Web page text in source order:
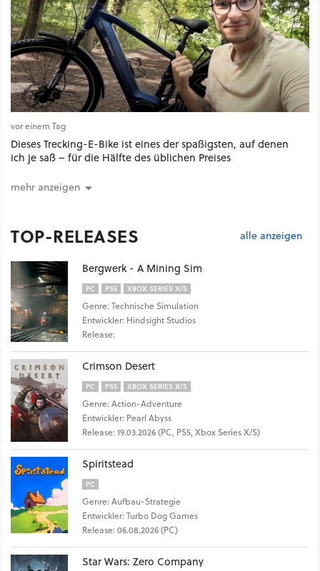
vor einem Tag
Dieses Trecking-E-Bike ist eines der spaßigsten, auf denen
ich je saß – für die Hälfte des üblichen Preises
mehr anzeigen
TOP-RELEASES alle anzeigen
Bergwerk - A Mining Sim
PC PS5 XBOX SERIES X/S
Genre: Technische Simulation
Entwickler: Hindsight Studios
Release:
Crimson Desert
PC PS5 XBOX SERIES X/S
Genre: Action-Adventure
Entwickler: Pearl Abyss
Release: 19.03.2026 (PC, PS5, Xbox Series X/S)
Spiritstead
PC
Genre: Aufbau-Strategie
Entwickler: Turbo Dog Games
Release: 06.08.2026 (PC)
Star Wars: Zero Company